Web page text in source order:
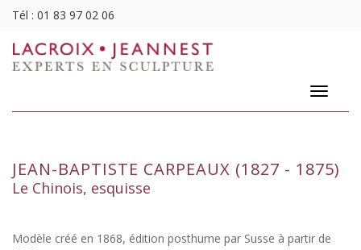
Tél : 01 83 97 02 06
Toggle
JEAN-BAPTISTE CARPEAUX (1827 - 1875)
Le Chinois, esquisse
Modèle créé en 1868, édition posthume par Susse à partir de